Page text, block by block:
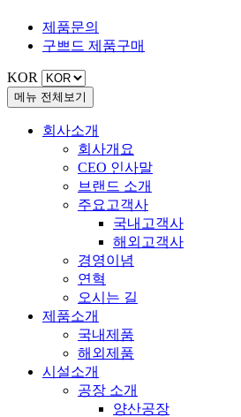
제품문의
구쁘드 제품구매
KOR
메뉴 전체보기
회사소개
회사개요
CEO 인사말
브랜드 소개
주요고객사
국내고객사
해외고객사
경영이념
연혁
오시는 길
제품소개
국내제품
해외제품
시설소개
공장 소개
양산공장